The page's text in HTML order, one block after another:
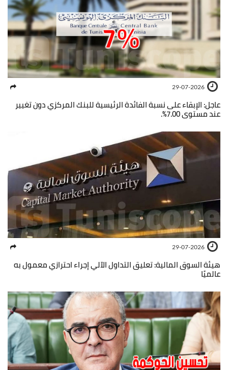
29-07-2026
عاجل: الإبقاء على نسبة الفائدة الرئيسية للبنك المركزي دون تغيير
عند مستوى 7.00%.
29-07-2026
هيئة السوق المالية: تعليق التداول الآلي إجراء احترازي معمول به
عالميًا